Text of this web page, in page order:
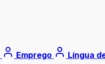
Emprego Língua